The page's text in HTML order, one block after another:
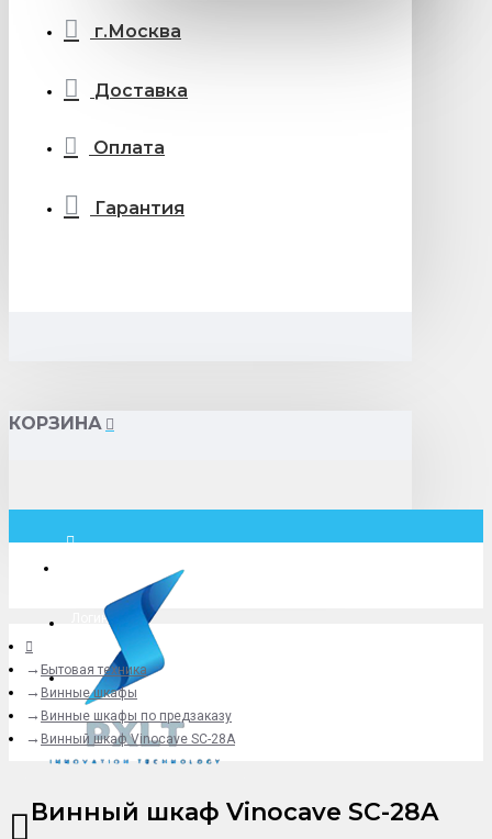
г.Москва
Доставка
Оплата
Гарантия
КОРЗИНА
Логин
+79775619766
Бытовая техника
Винные шкафы
Винные шкафы по предзаказу
Винный шкаф Vinocave SC-28A
Винный шкаф Vinocave SC-28A